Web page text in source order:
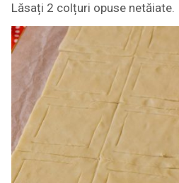
Lăsați 2 colțuri opuse netăiate.